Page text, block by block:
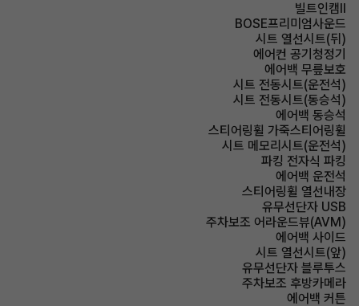
빌트인캠Ⅱ
BOSE프리미엄사운드
시트 열선시트(뒤)
에어컨 공기청정기
에어백 무릎보호
시트 전동시트(운전석)
시트 전동시트(동승석)
에어백 동승석
스티어링휠 가죽스티어링휠
시트 메모리시트(운전석)
파킹 전자식 파킹
에어백 운전석
스티어링휠 열선내장
유무선단자 USB
주차보조 어라운드뷰(AVM)
에어백 사이드
시트 열선시트(앞)
유무선단자 블루투스
주차보조 후방카메라
에어백 커튼